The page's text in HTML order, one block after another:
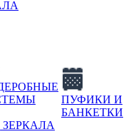
ЗЕРКАЛА
ПУФИКИ И
БАНКЕТКИ